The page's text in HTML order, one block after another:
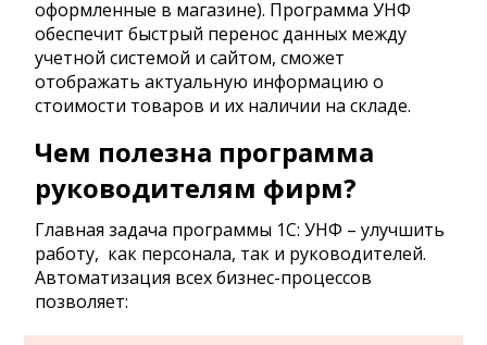
оформленные в магазине). Программа УНФ
обеспечит быстрый перенос данных между
учетной системой и сайтом, сможет
отображать актуальную информацию о
стоимости товаров и их наличии на складе.
Чем полезна программа
руководителям фирм?
Главная задача программы 1С: УНФ – улучшить
работу, как персонала, так и руководителей.
Автоматизация всех бизнес-процессов
позволяет: